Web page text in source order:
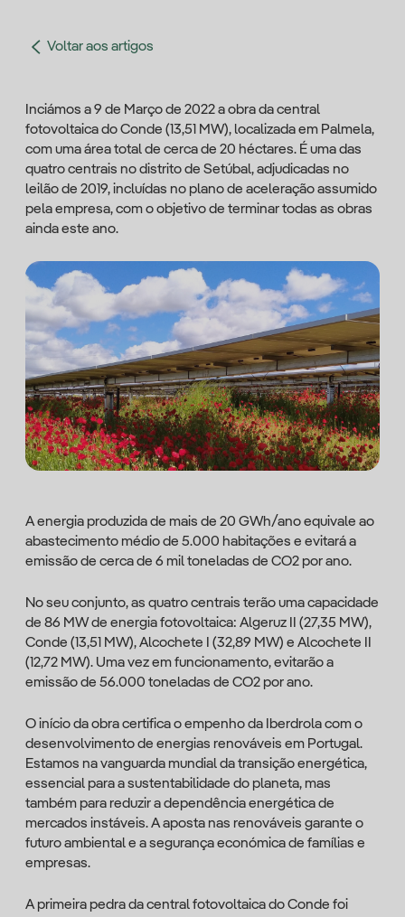
Voltar aos artigos
Inciámos a 9 de Março de 2022 a obra da central
fotovoltaica do Conde (13,51 MW), localizada em Palmela,
com uma área total de cerca de 20 héctares. É uma das
quatro centrais no distrito de Setúbal, adjudicadas no
leilão de 2019, incluídas no plano de aceleração assumido
pela empresa, com o objetivo de terminar todas as obras
ainda este ano.
A energia produzida de mais de 20 GWh/ano equivale ao
abastecimento médio de 5.000 habitações e evitará a
emissão de cerca de 6 mil toneladas de CO2 por ano.
No seu conjunto, as quatro centrais terão uma capacidade
de 86 MW de energia fotovoltaica: Algeruz II (27,35 MW),
Conde (13,51 MW), Alcochete I (32,89 MW) e Alcochete II
(12,72 MW). Uma vez em funcionamento, evitarão a
emissão de 56.000 toneladas de CO2 por ano.
O início da obra certifica o empenho da Iberdrola com o
desenvolvimento de energias renováveis em Portugal.
Estamos na vanguarda mundial da transição energética,
essencial para a sustentabilidade do planeta, mas
também para reduzir a dependência energética de
mercados instáveis. A aposta nas renováveis garante o
futuro ambiental e a segurança económica de famílias e
empresas.
A primeira pedra da central fotovoltaica do Conde foi